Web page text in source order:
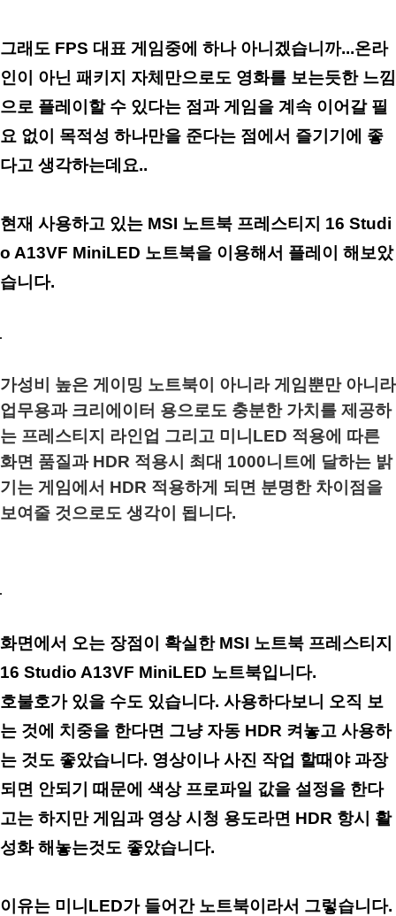
그래도 FPS 대표 게임중에 하나 아니겠습니까...온라
인이 아닌 패키지 자체만으로도 영화를 보는듯한 느낌
으로 플레이할 수 있다는 점과 게임을 계속 이어갈 필
요 없이 목적성 하나만을 준다는 점에서 즐기기에 좋
다고 생각하는데요..
현재 사용하고 있는 MSI 노트북 프레스티지 16 Studi
o A13VF MiniLED 노트북을 이용해서 플레이 해보았
습니다.
가성비 높은 게이밍 노트북이 아니라 게임뿐만 아니라
업무용과 크리에이터 용으로도 충분한 가치를 제공하
는 프레스티지 라인업 그리고 미니LED 적용에 따른
화면 품질과 HDR 적용시 최대 1000니트에 달하는 밝
기는 게임에서 HDR 적용하게 되면 분명한 차이점을
보여줄 것으로도 생각이 됩니다.
화면에서 오는 장점이 확실한 MSI 노트북 프레스티지
16 Studio A13VF MiniLED 노트북입니다.
호불호가 있을 수도 있습니다. 사용하다보니 오직 보
는 것에 치중을 한다면 그냥 자동 HDR 켜놓고 사용하
는 것도 좋았습니다. 영상이나 사진 작업 할때야 과장
되면 안되기 때문에 색상 프로파일 값을 설정을 한다
고는 하지만 게임과 영상 시청 용도라면 HDR 항시 활
성화 해놓는것도 좋았습니다.
이유는 미니LED가 들어간 노트북이라서 그렇습니다.